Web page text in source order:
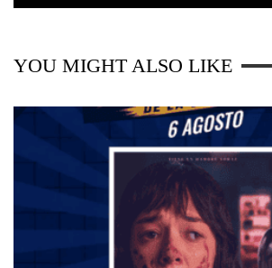
YOU MIGHT ALSO LIKE